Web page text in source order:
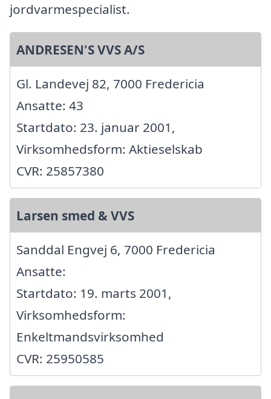
jordvarmespecialist.
ANDRESEN'S VVS A/S
Gl. Landevej 82, 7000 Fredericia
Ansatte: 43
Startdato: 23. januar 2001,
Virksomhedsform: Aktieselskab
CVR: 25857380
Larsen smed & VVS
Sanddal Engvej 6, 7000 Fredericia
Ansatte:
Startdato: 19. marts 2001,
Virksomhedsform:
Enkeltmandsvirksomhed
CVR: 25950585